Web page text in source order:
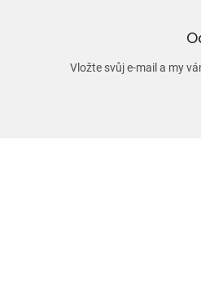
Vložte svůj e-mail a my